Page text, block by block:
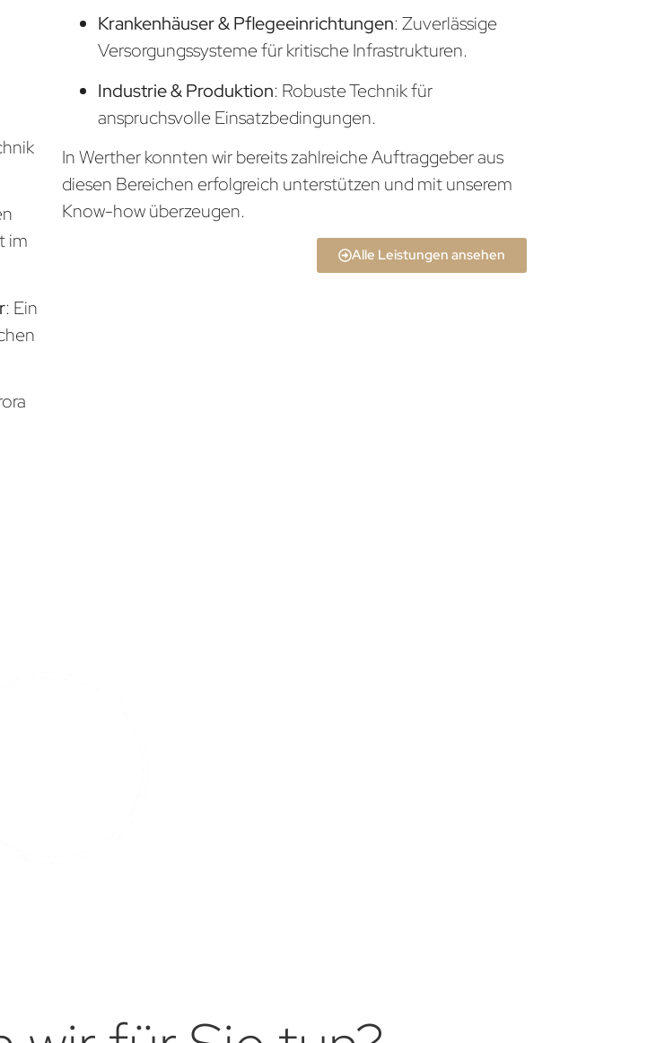
im
: Ein
Krankenhäuser & Pflegeeinrichtungen: Zuverlässige
Versorgungssysteme für kritische Infrastrukturen.
Industrie & Produktion: Robuste Technik für
anspruchsvolle Einsatzbedingungen.
In Werther konnten wir bereits zahlreiche Auftraggeber aus
diesen Bereichen erfolgreich unterstützen und mit unserem
Know-how überzeugen.
Alle Leistungen ansehen